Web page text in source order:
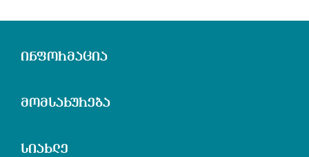
ინფორმაცია
მომსახურება
სიახლე